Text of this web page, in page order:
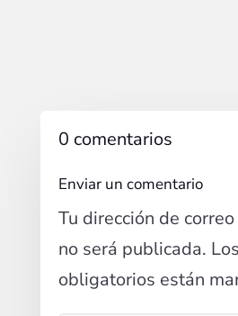
0 comentarios
Enviar un comentario
Tu dirección de
no será publicada.
obligatorios están